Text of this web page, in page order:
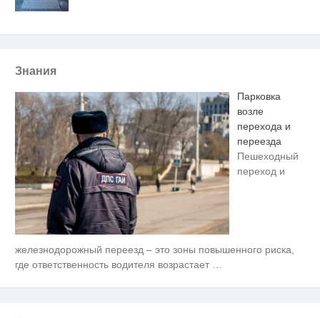
Знания
Парковка
возле
перехода и
переезда
Пешеходный
переход и
железнодорожный переезд – это зоны повышенного риска,
где ответственность водителя возрастает
i
Ржу не переставая, это видео
пересмотришь не раз